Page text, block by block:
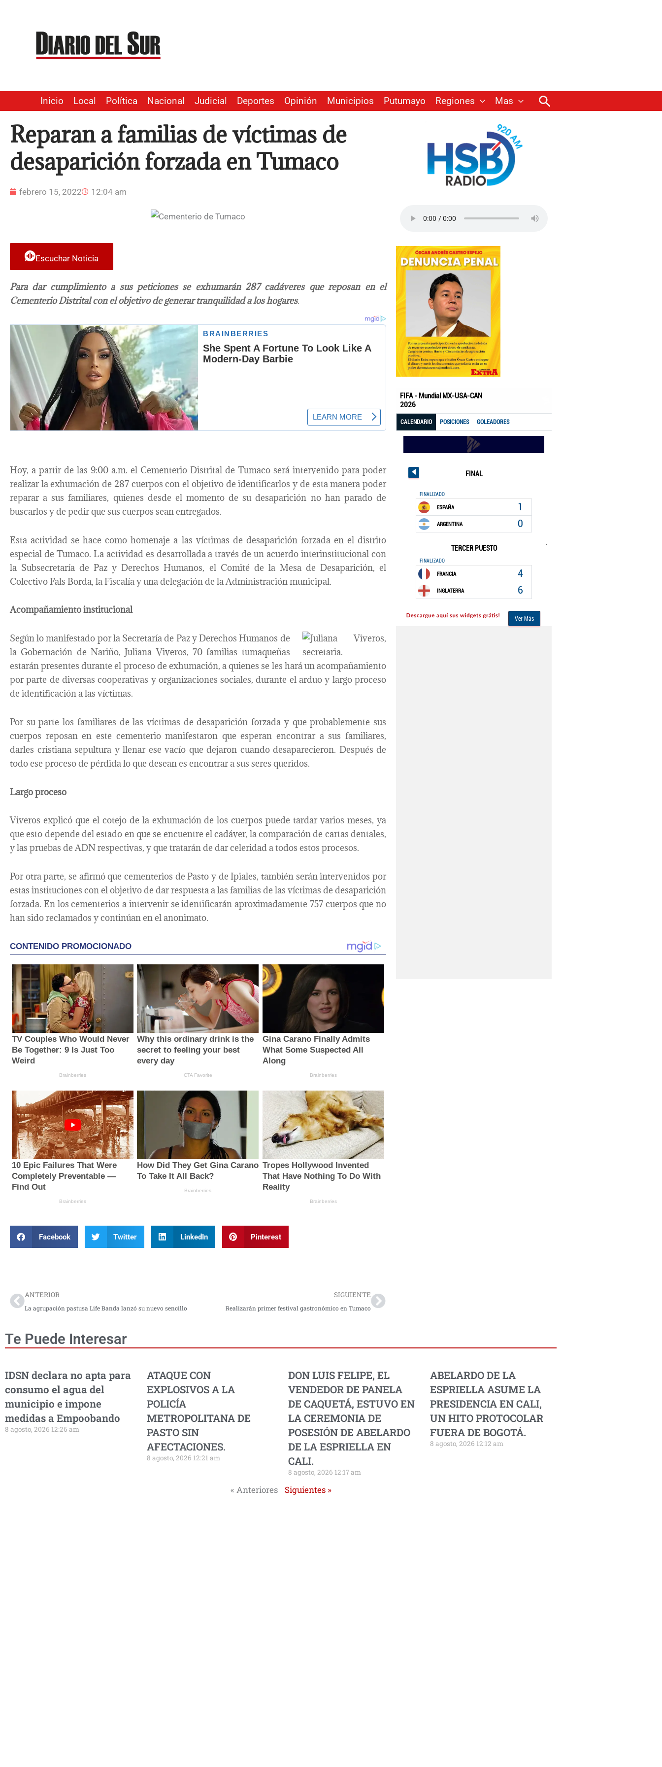
contenido
Inicio Local Política Nacional Judicial Deportes Opinión Municipios Putumayo Regiones Mas Buscar
Reparan a familias de víctimas de
desaparición forzada en Tumaco
febrero 15, 2022 12:04 am
Escuchar Noticia
Para dar cumplimiento a sus peticiones se exhumarán 287 cadáveres que reposan en el
Cementerio Distrital con el objetivo de generar tranquilidad a los hogares.
Hoy, a partir de las 9:00 a.m. el Cementerio Distrital de Tumaco será intervenido para poder
realizar la exhumación de 287 cuerpos con el objetivo de identificarlos y de esta manera poder
reparar a sus familiares, quienes desde el momento de su desaparición no han parado de
buscarlos y de pedir que sus cuerpos sean entregados.
Esta actividad se hace como homenaje a las víctimas de desaparición forzada en el distrito
especial de Tumaco. La actividad es desarrollada a través de un acuerdo interinstitucional con
la Subsecretaría de Paz y Derechos Humanos, el Comité de la Mesa de Desaparición, el
Colectivo Fals Borda, la Fiscalía y una delegación de la Administración municipal.
Acompañamiento institucional
Según lo manifestado por la Secretaría de Paz y Derechos Humanos de
la Gobernación de Nariño, Juliana Viveros, 70 familias tumaqueñas
estarán presentes durante el proceso de exhumación, a quienes se les hará un acompañamiento
por parte de diversas cooperativas y organizaciones sociales, durante el arduo y largo proceso
de identificación a las víctimas.
Por su parte los familiares de las víctimas de desaparición forzada y que probablemente sus
cuerpos reposan en este cementerio manifestaron que esperan encontrar a sus familiares,
darles cristiana sepultura y llenar ese vacío que dejaron cuando desaparecieron. Después de
todo ese proceso de pérdida lo que desean es encontrar a sus seres queridos.
Largo proceso
Viveros explicó que el cotejo de la exhumación de los cuerpos puede tardar varios meses, ya
que esto depende del estado en que se encuentre el cadáver, la comparación de cartas dentales,
y las pruebas de ADN respectivas, y que tratarán de dar celeridad a todos estos procesos.
Por otra parte, se afirmó que cementerios de Pasto y de Ipiales, también serán intervenidos por
estas instituciones con el objetivo de dar respuesta a las familias de las víctimas de desaparición
forzada. En los cementerios a intervenir se identificarán aproximadamente 757 cuerpos que no
han sido reclamados y continúan en el anonimato.
Facebook Twitter LinkedIn Pinterest
ANTERIOR
La agrupación pastusa Life Banda lanzó su nuevo sencillo
SIGUIENTE
Realizarán primer festival gastronómico en Tumaco
Te Puede Interesar
IDSN declara no apta para
consumo el agua del
municipio e impone
medidas a Empoobando
8 agosto, 2026 12:26 am
ATAQUE CON
EXPLOSIVOS A LA
POLICÍA
METROPOLITANA DE
PASTO SIN
AFECTACIONES.
8 agosto, 2026 12:21 am
DON LUIS FELIPE, EL
VENDEDOR DE PANELA
DE CAQUETÁ, ESTUVO EN
LA CEREMONIA DE
POSESIÓN DE ABELARDO
DE LA ESPRIELLA EN
CALI.
8 agosto, 2026 12:17 am
ABELARDO DE LA
ESPRIELLA ASUME LA
PRESIDENCIA EN CALI,
UN HITO PROTOCOLAR
FUERA DE BOGOTÁ.
8 agosto, 2026 12:12 am
« Anteriores Siguientes »